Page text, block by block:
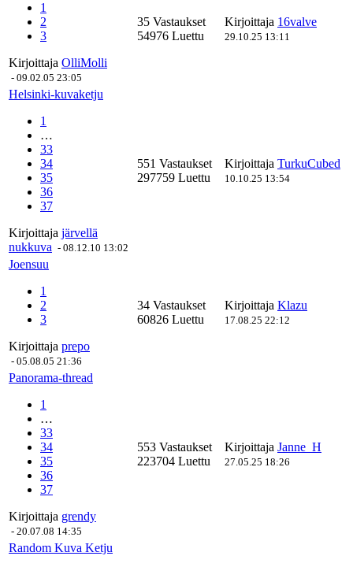
1
2
3
Kirjoittaja OlliMolli
- 09.02.05 23:05
35 Vastaukset
54976 Luettu
Kirjoittaja 16valve
29.10.25 13:11
Helsinki-kuvaketju
1
…
33
34
35
36
37
Kirjoittaja järvellä
nukkuva - 08.12.10 13:02
551 Vastaukset
297759 Luettu
Kirjoittaja TurkuCubed
10.10.25 13:54
Joensuu
1
2
3
Kirjoittaja prepo
- 05.08.05 21:36
34 Vastaukset
60826 Luettu
Kirjoittaja Klazu
17.08.25 22:12
Panorama-thread
1
…
33
34
35
36
37
Kirjoittaja grendy
- 20.07.08 14:35
553 Vastaukset
223704 Luettu
Kirjoittaja Janne_H
27.05.25 18:26
Random Kuva Ketju